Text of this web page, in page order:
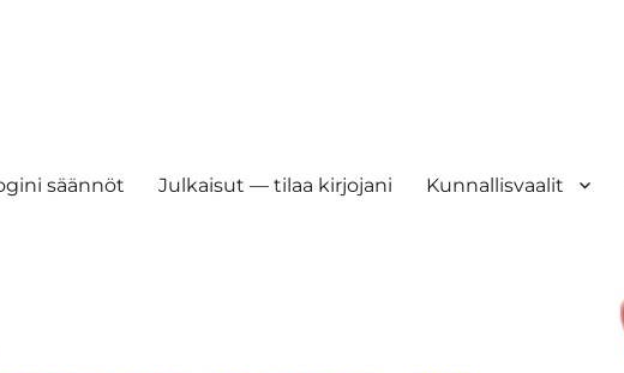
säännöt Julkaisut — tilaa kirjojani Kunnallisvaalit